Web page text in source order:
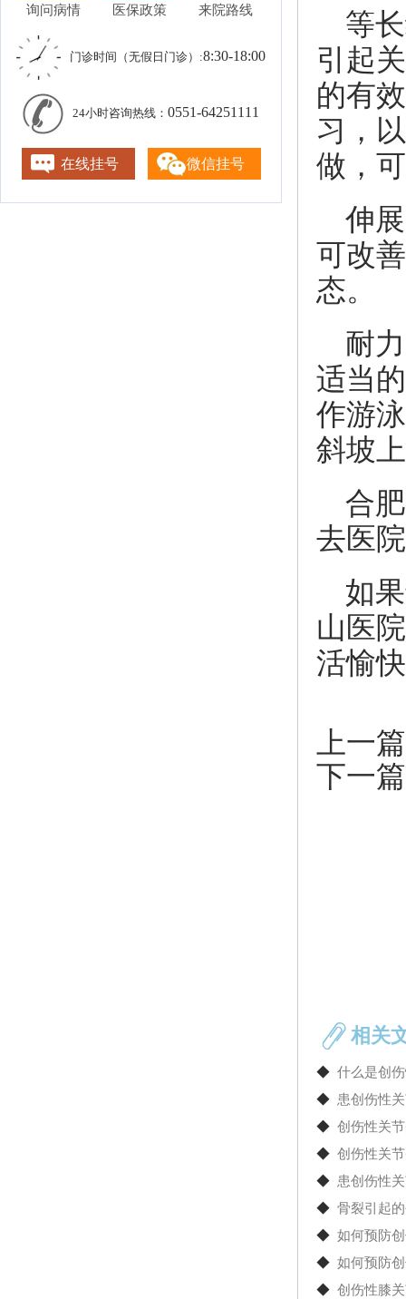
询问病情 医保政策 来院路线
门诊时间（无假日门诊）:8:30-18:00
24小时咨询热线： 0551-64251111
在线挂号 微信挂号
等
引起
的有
习，
做，
伸
可改
态。
耐
适当
作游
斜坡
合
去医
如
山医
活愉
上一
下一
相关
◆ 什么是创
◆ 患创伤性
◆ 创伤性关
◆ 创伤性关
◆ 患创伤性
◆ 骨裂引起
◆ 如何预防
◆ 如何预防
◆ 创伤性膝